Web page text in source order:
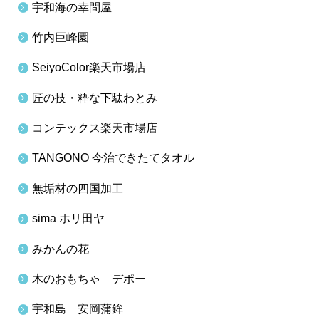
宇和海の幸問屋
竹内巨峰園
SeiyoColor楽天市場店
匠の技・粋な下駄わとみ
コンテックス楽天市場店
TANGONO 今治できたてタオル
無垢材の四国加工
sima ホリ田ヤ
みかんの花
木のおもちゃ デポー
宇和島 安岡蒲鉾